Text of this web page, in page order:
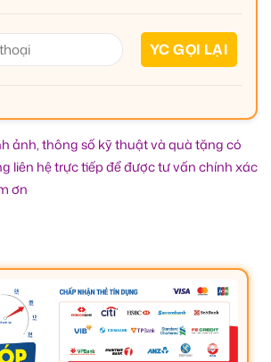
ảnh, thông số kỹ thuật và quà tặng có
liên hệ trực tiếp để được tư vấn chính xác
ơn